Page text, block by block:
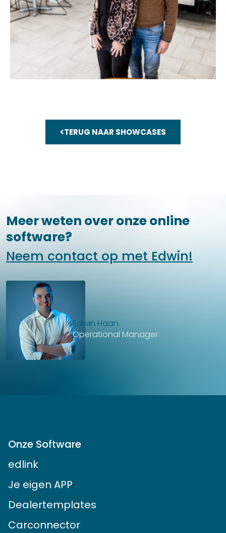
TERUG NAAR SHOWCASES
Meer weten over onze online
software?
Neem contact op met Edwin!
Edwin Haan
Operational Manager
Onze Software
edlink
Je eigen APP
Dealertemplates
Carconnector